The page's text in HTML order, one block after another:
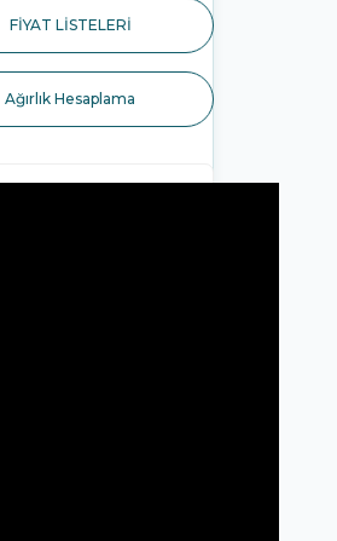
FİYAT LİSTELERİ
Ağırlık Hesaplama